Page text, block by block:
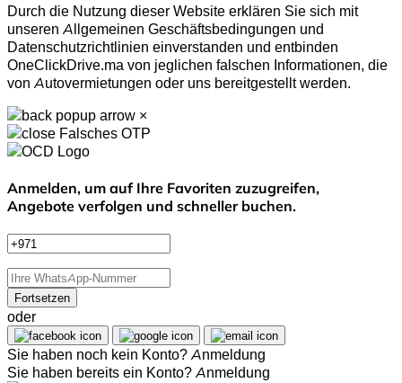
Durch die Nutzung dieser Website erklären Sie sich mit
unseren Allgemeinen Geschäftsbedingungen und
Datenschutzrichtlinien einverstanden und entbinden
OneClickDrive.ma von jeglichen falschen Informationen, die
von Autovermietungen oder uns bereitgestellt werden.
×
Falsches OTP
Anmelden, um auf Ihre Favoriten zuzugreifen,
Angebote verfolgen und schneller buchen.
Fortsetzen
oder
Sie haben noch kein Konto?Anmeldung
Sie haben bereits ein Konto?Anmeldung